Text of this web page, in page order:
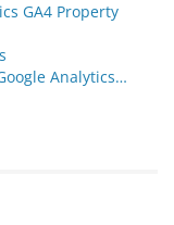
GA4 Property
Analytics…